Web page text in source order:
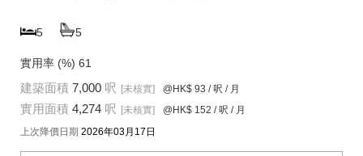
5 5
實用率 (%) 61
建築面積 7,000 呎 [未核實] @HK$ 93 / 呎 / 月
實用面積 4,274 呎 [未核實] @HK$ 152 / 呎 / 月
上次降價日期 2026年03月17日